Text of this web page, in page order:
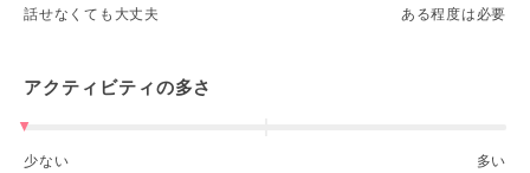
話せなくても大丈夫 ある程度は必要
アクティビティの多さ
少ない 多い